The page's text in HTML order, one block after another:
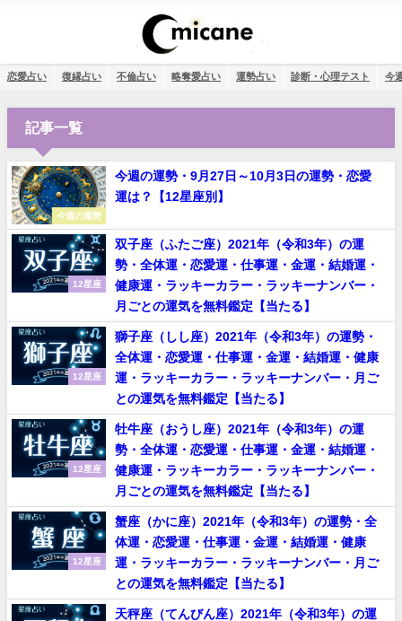
恋愛占い 復縁占い 不倫占い 略奪愛占い 運勢占い 診断・心理テスト 今
記事一覧
今週の運勢
今週の運勢・9月27日～10月3日の運勢・恋愛
運は？【12星座別】
12星座
双子座（ふたご座）2021年（令和3年）の運
勢・全体運・恋愛運・仕事運・金運・結婚運・
健康運・ラッキーカラー・ラッキーナンバー・
月ごとの運気を無料鑑定【当たる】
12星座
獅子座（しし座）2021年（令和3年）の運勢・
全体運・恋愛運・仕事運・金運・結婚運・健康
運・ラッキーカラー・ラッキーナンバー・月ご
との運気を無料鑑定【当たる】
12星座
牡牛座（おうし座）2021年（令和3年）の運
勢・全体運・恋愛運・仕事運・金運・結婚運・
健康運・ラッキーカラー・ラッキーナンバー・
月ごとの運気を無料鑑定【当たる】
12星座
蟹座（かに座）2021年（令和3年）の運勢・全
体運・恋愛運・仕事運・金運・結婚運・健康
運・ラッキーカラー・ラッキーナンバー・月ご
との運気を無料鑑定【当たる】
天秤座（てんびん座）2021年（令和3年）の運